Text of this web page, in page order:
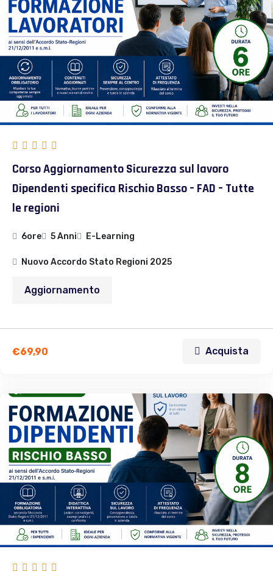
Corso Aggiornamento Sicurezza sul lavoro
Dipendenti specifica Rischio Basso – FAD – Tutte
le regioni
6ore 5 Anni E-Learning
Nuovo Accordo Stato Regioni 2025
Aggiornamento
€69,90 Acquista